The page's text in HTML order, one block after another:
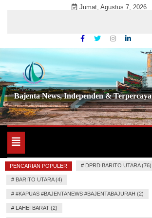
Jumat, Agustus 7, 2026
Bajenta News, Independen & Terpercaya
Toggle
navigation
PENCARIAN POPULER # DPRD BARITO UTARA (76)
# BARITO UTARA (4)
# #KAPUAS #BAJENTANEWS #BAJENTABAJURAH (2)
# LAHEI BARAT (2)